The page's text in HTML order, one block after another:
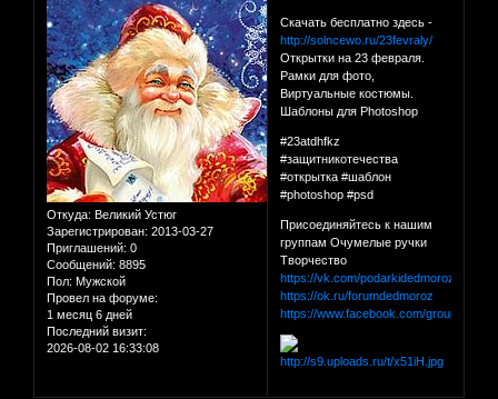
Откуда: Великий Устюг
Зарегистрирован: 2013-03-27
Приглашений: 0
Сообщений: 8895
Пол: Мужской
Провел на форуме:
1 месяц 6 дней
Последний визит:
2026-08-02 16:33:08
Скачать бесплатно здесь -
http://solncewo.ru/23fevraly/
Открытки на 23 февраля.
Рамки для фото,
Виртуальные костюмы.
Шаблоны для Photoshop
#23atdhfkz
#защитникотечества
#открытка #шаблон
#photoshop #psd
Присоединяйтесь к нашим
группам Очумелые ручки
Творчество
https://vk.com/podarkidedmoroza
https://ok.ru/forumdedmoroz
https://www.facebook.com/groups/